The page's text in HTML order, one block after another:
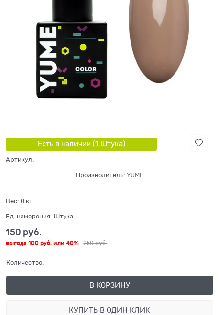
Есть в наличии (1 Штука)
Артикул:
Производитель: YUME
Вес: 0 кг.
Ед. измерения: Штука
250 руб.
150 руб.
выгода 100 руб. или 40%
Количество:
В КОРЗИНУ
КУПИТЬ В ОДИН КЛИК